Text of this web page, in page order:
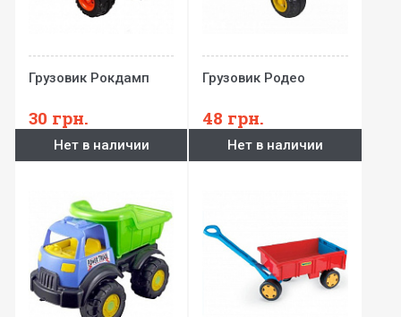
Грузовик Рокдамп
30 грн.
Нет в наличии
Грузовик Родео
48 грн.
Нет в наличии